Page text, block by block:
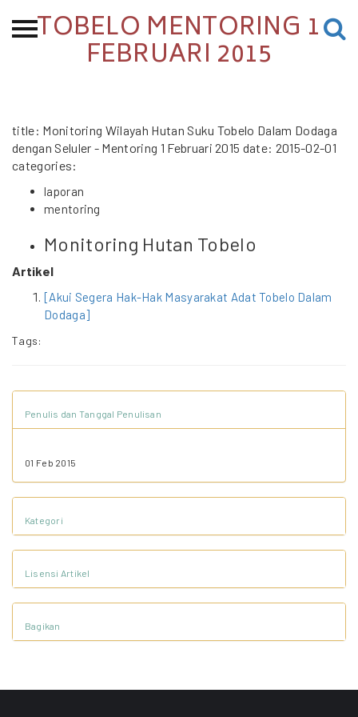
Beranda
Sekolah Pemikiran
Perempuan
Etalase
Kredit Web-site
TOBELO MENTORING 1
FEBRUARI 2015
title: Monitoring Wilayah Hutan Suku Tobelo Dalam Dodaga
dengan Seluler - Mentoring 1 Februari 2015 date: 2015-02-01
categories:
laporan
mentoring
Monitoring Hutan Tobelo
Artikel
[Akui Segera Hak-Hak Masyarakat Adat Tobelo Dalam
Dodaga]
Tags:
Penulis dan Tanggal Penulisan
01 Feb 2015
Kategori
Lisensi Artikel
Bagikan